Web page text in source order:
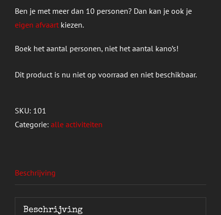
Ben je met meer dan 10 personen? Dan kan je ook je
eigen afvaart kiezen.
Boek het aantal personen, niet het aantal kano’s!
Dit product is nu niet op voorraad en niet beschikbaar.
SKU: 101
Categorie: alle activiteiten
Beschrijving
Beschrijving